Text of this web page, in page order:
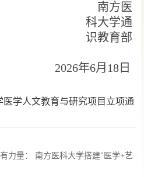
南方医
科大学通
识教育部
6年6月 18 日
医学人文教育与研究项目立项通
力量： 南方医科大学搭建"医学+艺